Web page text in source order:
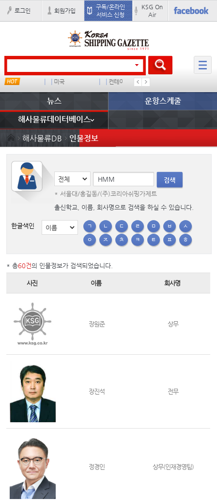
로그인 회원가입
구독/온라인
서비스 신청
KSG On
Air
미국 컨테이너 임대사 냉동
뉴스 운항스케줄
해사물류데이터베이스
해사물류DB 인물정보
검색
* 서울대/홍길동/(주)코리아쉬핑가제트
출신학교, 이름, 회사명으로 검색을 하실 수 있습니다.
한글색인 ㄱ ㄴ ㄷ ㄹ ㅁ ㅂ
ㅅ
ㅇ
ㅈ ㅊ ㅋ ㅌ ㅍ ㅎ
* 총60건의 인물정보가 검색되었습니다.
사진 이름 회사명
장원준 상무
장진석 전무
정경인 상무(인재경영팀)